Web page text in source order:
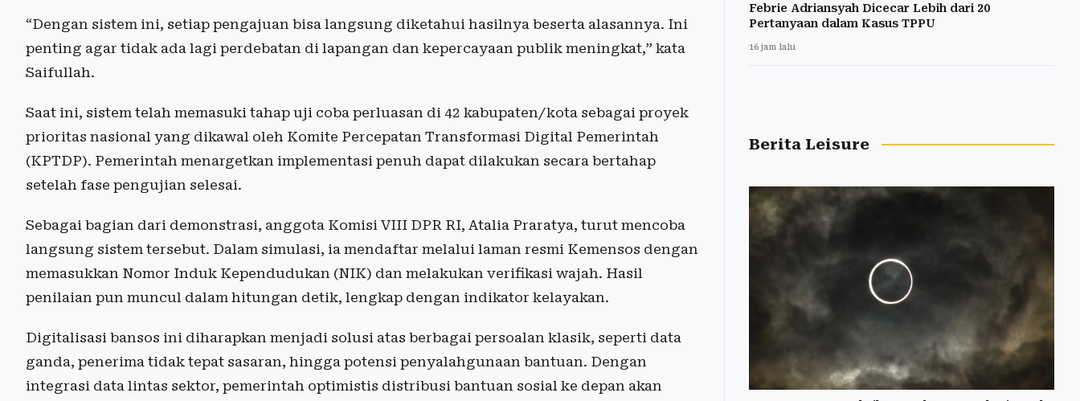
“Dengan sistem ini, setiap pengajuan bisa langsung diketahui hasilnya beserta alasannya. Ini
penting agar tidak ada lagi perdebatan di lapangan dan kepercayaan publik meningkat,” kata
Saifullah.
Saat ini, sistem telah memasuki tahap uji coba perluasan di 42 kabupaten/kota sebagai proyek
prioritas nasional yang dikawal oleh Komite Percepatan Transformasi Digital Pemerintah
(KPTDP). Pemerintah menargetkan implementasi penuh dapat dilakukan secara bertahap
setelah fase pengujian selesai.
Sebagai bagian dari demonstrasi, anggota Komisi VIII DPR RI, Atalia Praratya, turut mencoba
langsung sistem tersebut. Dalam simulasi, ia mendaftar melalui laman resmi Kemensos dengan
memasukkan Nomor Induk Kependudukan (NIK) dan melakukan verifikasi wajah. Hasil
penilaian pun muncul dalam hitungan detik, lengkap dengan indikator kelayakan.
Digitalisasi bansos ini diharapkan menjadi solusi atas berbagai persoalan klasik, seperti data
ganda, penerima tidak tepat sasaran, hingga potensi penyalahgunaan bantuan. Dengan
integrasi data lintas sektor, pemerintah optimistis distribusi bantuan sosial ke depan akan
Febrie Adriansyah Dicecar Lebih dari 20
Pertanyaan dalam Kasus TPPU
16 jam lalu
Berita Leisure